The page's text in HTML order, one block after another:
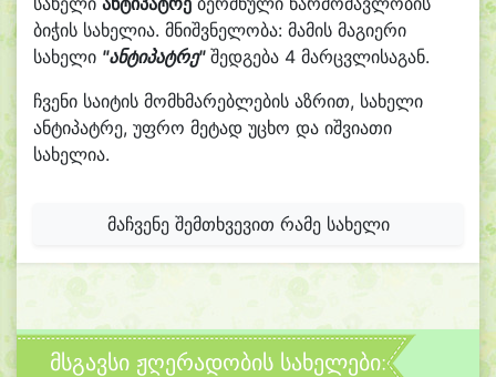
ბიჭის სახელია. მნიშვნელობა: მამის მაგიერი
სახელი "ანტიპატრე"შედგება 4 მარცვლისაგან.
ჩვენი საიტის მომხმარებლების აზრით, სახელი
ანტიპატრე, უფრო მეტად უცხო და იშვიათი
სახელია.
მაჩვენე შემთხვევით რამე სახელი
მსგავსი ჟღერადობის სახელები: